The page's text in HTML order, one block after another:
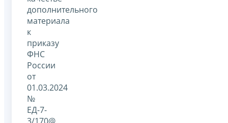
дополнительного
материала
к
приказу
ФНС
России
от
01.03.2024
№
ЕД-7-
3/170@